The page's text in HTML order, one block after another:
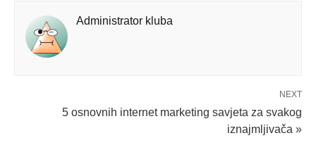
Administrator kluba
NEXT
5 osnovnih internet marketing savjeta za svakog
iznajmljivača »